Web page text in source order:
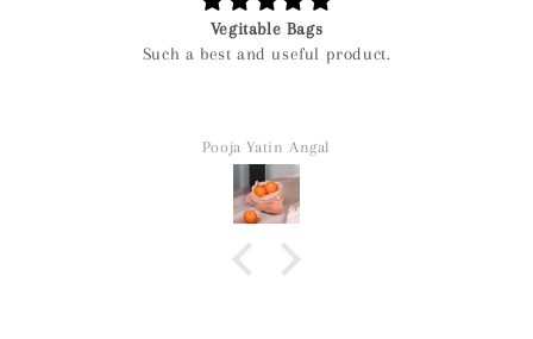
Vegitable Bags
Such a best and useful product.
Pooja Yatin Angal